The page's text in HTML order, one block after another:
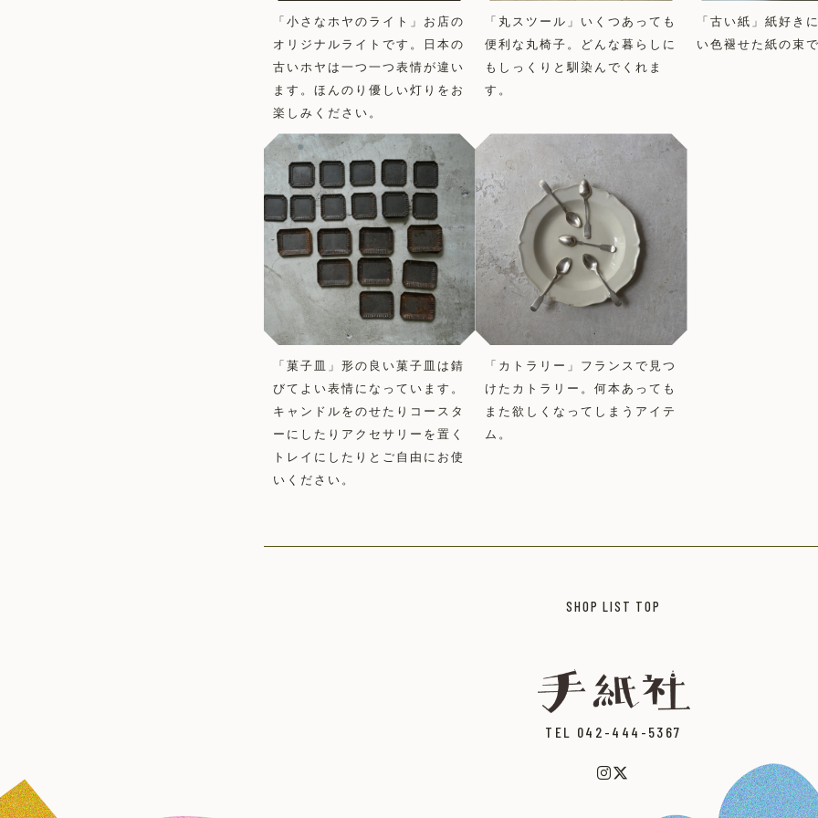
「小さなホヤのライト」お店の
オリジナルライトです。日本の
古いホヤは一つ一つ表情が違い
ます。ほんのり優しい灯りをお
楽しみください。
「丸スツール」いくつあっても
便利な丸椅子。どんな暮らしに
もしっくりと馴染んでくれま
す。
「古い紙」紙好き
い色褪せた紙の束で
「菓子皿」形の良い菓子皿は錆
びてよい表情になっています。
キャンドルをのせたりコースタ
ーにしたりアクセサリーを置く
トレイにしたりとご自由にお使
いください。
「カトラリー」フランスで見つ
けたカトラリー。何本あっても
また欲しくなってしまうアイテ
ム。
SHOP LIST TOP
TEL 042-444-5367